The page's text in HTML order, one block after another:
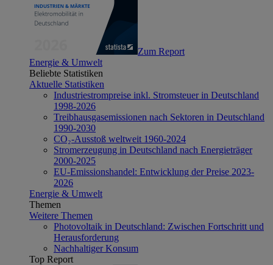
Zum Report
Energie & Umwelt
Beliebte Statistiken
Aktuelle Statistiken
Industriestrompreise inkl. Stromsteuer in Deutschland
1998-2026
Treibhausgasemissionen nach Sektoren in Deutschland
1990-2030
CO₂-Ausstoß weltweit 1960-2024
Stromerzeugung in Deutschland nach Energieträger
2000-2025
EU-Emissionshandel: Entwicklung der Preise 2023-
2026
Energie & Umwelt
Themen
Weitere Themen
Photovoltaik in Deutschland: Zwischen Fortschritt und
Herausforderung
Nachhaltiger Konsum
Top Report